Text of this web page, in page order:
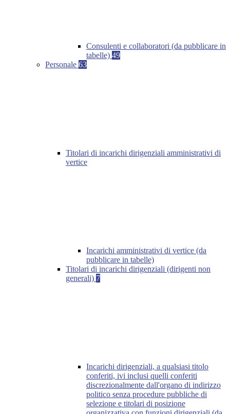
Consulenti e collaboratori (da pubblicare in
tabelle) 49
Personale 63
Titolari di incarichi dirigenziali amministrativi di
vertice
Incarichi amministrativi di vertice (da
pubblicare in tabelle)
Titolari di incarichi dirigenziali (dirigenti non
generali) 7
Incarichi dirigenziali, a qualsiasi titolo
conferiti, ivi inclusi quelli conferiti
discrezionalmente dall'organo di indirizzo
politico senza procedure pubbliche di
selezione e titolari di posizione